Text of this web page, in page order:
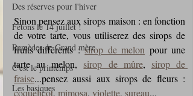
Des réserves pour l'hiver
Fêtons le 14 juillet !
Remèdes de Grand mère
C'est le printemps
Les basiques
Sinon pensez aux sirops maison : en fonction
de votre tarte, vous utiliserez des sirops de
fruits différents : sirop de melon pour une
tarte au melon, sirop de mûre, sirop de
fraise
coquelicot, mimosa, violette, sureau...